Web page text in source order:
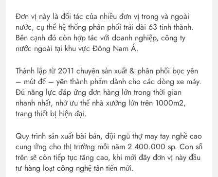
Đơn vị này là đối tác của nhiều đơn vị trong và ngoài
nước, cụ thể hệ thống phân phối trải dài 63 tỉnh thành.
Bên cạnh đó còn hợp tác với doanh nghiệp, công ty
nước ngoài tại khu vực Đông Nam Á.
Thành lập từ 2011 chuyên sản xuất & phân phối bọc yên
– mút đế – yên thành phẩm dành cho các dòng xe máy.
Đủ năng lực đáp ứng đơn hàng lớn trong thời gian
nhanh nhất, nhờ ưu thế nhà xưởng lớn trên 1000m2,
trang thiết bị hiện đại.
Quy trình sản xuất bài bản, đội ngũ thợ may tay nghề cao
cung ứng cho thị trường mỗi năm 2.400.000 sp. Con số
trên sẽ còn tiếp tục tăng cao, khi mới đây đơn vị này đầu
tư hàng loạt công nghệ tân tiến mới.